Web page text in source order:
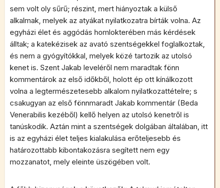
sem volt oly sűrű; részint, mert hiányoztak a külső
alkalmak, melyek az atyákat nyilatkozatra bírták volna. Az
egyházi élet és aggódás homlokterében más kérdések
álltak; a katekézisek az avató szentségekkel foglalkoztak,
és nem a gyógyítókkal, melyek közé tartozik az utolsó
kenet is. Szent Jakab leveléről nem maradtak fönn
kommentárok az első időkből, holott ép ott kínálkozott
volna a legtermészetesebb alkalom nyilatkozattételre; s
csakugyan az első fönnmaradt Jakab kommentár (Beda
Venerabilis kezéből) kellő helyen az utolsó kenetről is
tanúskodik. Aztán mint a szentségek dolgában általában, itt
is az egyházi élet teljes kialakulása erőteljesebb és
határozottabb kibontakozásra segített nem egy
mozzanatot, mely eleinte üszögében volt.